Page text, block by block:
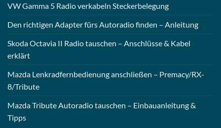
VW Gamma 5 Radio verkabeln Steckerbelegung
Den richtigen Adapter fürs Autoradio finden – Anleitung
Skoda Octavia II Radio tauschen – Anschlüsse & Kabel
erklärt
Mazda Lenkradfernbedienung anschließen – Premacy/RX-
8/Tribute
Mazda Tribute Autoradio tauschen – Einbauanleitung &
Tipps